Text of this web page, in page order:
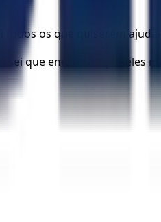
todos os que quiserem
sei que em sua aflição eles